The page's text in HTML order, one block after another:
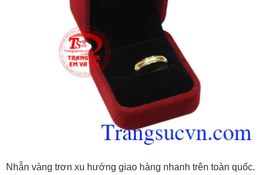
Nhẫn vàng trơn xu hướng giao hàng nhanh trên toàn quốc.